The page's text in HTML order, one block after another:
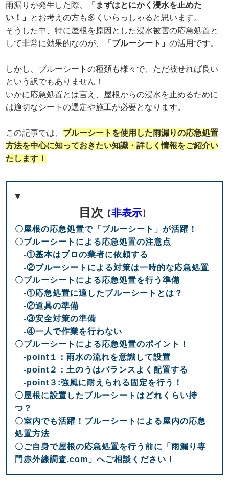
雨漏りが発生した際、
「まずはとにかく浸水を止めた
い！」 とお考えの方も多くいらっしゃると思います。
そうした中、特に屋根を原因とした浸水被害の応急処置と
して非常に効果的なのが、
「ブルーシート」の活用です。
しかし、ブルーシートの種類も様々で、ただ被せれば良い
という訳でもありません！
いかに応急処置とは言え、屋根からの浸水を止めるために
は適切なシートの選定や施工が必要となります。
この記事では、 ブルーシートを使用した雨漏りの応急処置
方法を中心に知っておきたい知識・詳しく情報をご紹介い
たします！
目次 【非表示】
〇屋根の応急処置で「ブルーシート」が活躍！
〇ブルーシートによる応急処置の注意点
-①基本はプロの業者に依頼する
-②ブルーシートによる対策は一時的な応急処置
〇ブルーシートによる応急処置を行う準備
-①応急処置に適したブルーシートとは？
-②道具の準備
-③安全対策の準備
-④一人で作業を行わない
〇ブルーシートによる応急処置のポイント！
-point１：雨水の流れを意識して設置
-point２：土のうはバランスよく配置する
-point３:強風に耐えられる固定を行う！
〇屋根に設置したブルーシートはどれくらい持
つ？
〇室内でも活躍！ブルーシートによる屋内の応急
処置方法
〇ご自身で屋根の応急処置を行う前に「雨漏り専
門赤外線調査.com」へご相談ください！